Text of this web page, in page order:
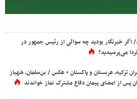
اگر خبرنگار بودید چه سوالی از رئیس جمهور در
می‌پرسیدید؟
ترکیه، عربستان و پاکستان + عکس / بن‌سلمان، شهباز
پس از امضای پیمان دفاع مشترک نماز خواندند